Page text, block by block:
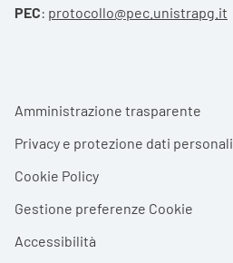
PEC: protocollo@pec.unistrapg.it
Footer menu
Amministrazione trasparente
Privacy e protezione dati personali
Cookie Policy
Gestione preferenze Cookie
Accessibilità